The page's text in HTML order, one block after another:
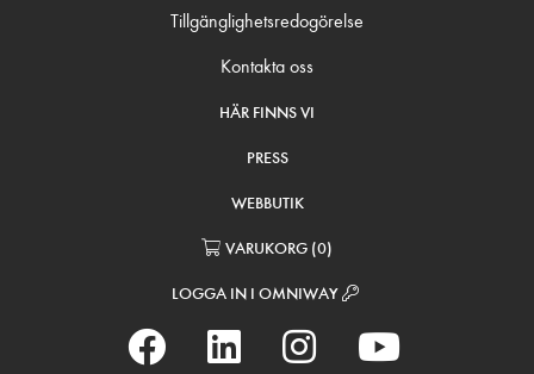
Tillgänglighetsredogörelse
Kontakta oss
HÄR FINNS VI
PRESS
WEBBUTIK
VARUKORG (0)
LOGGA IN I OMNIWAY